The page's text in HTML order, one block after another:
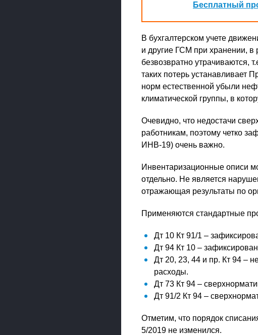
Бесплатный
В бухгалтерском учете
и другие ГСМ при хранении, в
безвозвратно утрачиваются,
таких потерь устанавливает
норм естественной убыли
климатической группы, в
Очевидно, что недостачи
работникам, поэтому четко
ИНВ-19) очень важно.
Инвентаризационные описи
отдельно. Не является
отражающая результаты по
Применяются стандартные
Дт 10 Кт 91/1 –
Дт 94 Кт 10 –
Дт 20, 23, 44 и пр. Кт 94 –
расходы.
Дт 73 Кт 94 –
Дт 91/2 Кт 94 –
Отметим, что порядок
5/2019 не изменился.